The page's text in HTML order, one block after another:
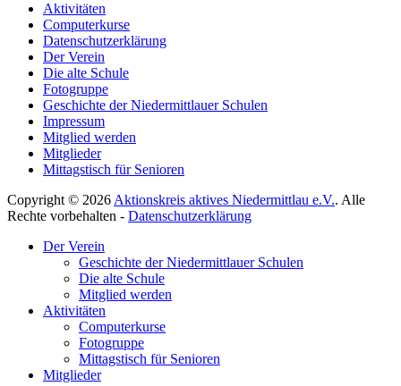
Aktivitäten
Computerkurse
Datenschutzerklärung
Der Verein
Die alte Schule
Fotogruppe
Geschichte der Niedermittlauer Schulen
Impressum
Mitglied werden
Mitglieder
Mittagstisch für Senioren
Copyright © 2026 Aktionskreis aktives Niedermittlau e.V.. Alle
Rechte vorbehalten - Datenschutzerklärung
scrollenDer Verein
Geschichte der Niedermittlauer Schulen
Die alte Schule
Mitglied werden
Aktivitäten
Computerkurse
Fotogruppe
Mittagstisch für Senioren
Mitglieder